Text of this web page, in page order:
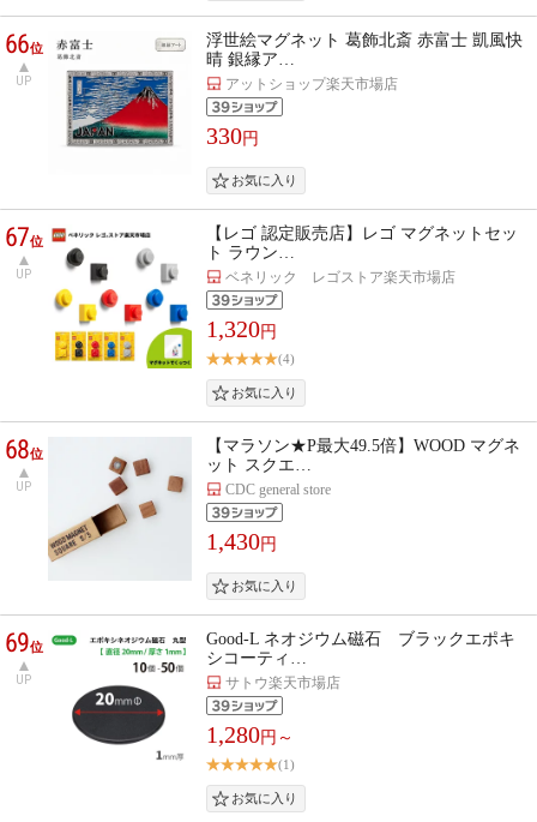
66位
UP
浮世絵マグネット 葛飾北斎 赤富士 凱風快
晴 銀縁ア…
アットショップ楽天市場店
330円
67位
UP
【レゴ 認定販売店】レゴ マグネットセッ
ト ラウン…
ベネリック レゴストア楽天市場店
1,320円
(4)
68位
UP
【マラソン★P最大49.5倍】WOOD マグネ
ット スクエ…
CDC general store
1,430円
69位
UP
Good-L ネオジウム磁石 ブラックエポキ
シコーティ…
サトウ楽天市場店
1,280円～
(1)